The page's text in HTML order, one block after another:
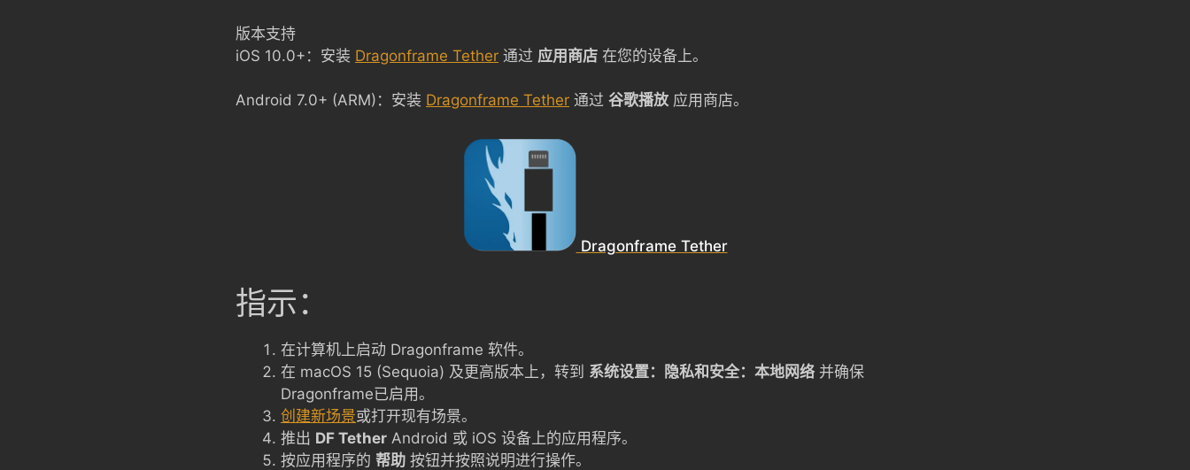
版本支持
iOS 10.0+：安装 Dragonframe Tether 通过 应用商店 在您的设备上。
Android 7.0+ (ARM)：安装 Dragonframe Tether 通过 谷歌播放 应用商店。
Dragonframe Tether
指示：
在计算机上启动 Dragonframe 软件。
在 macOS 15 (Sequoia) 及更高版本上，转到 系统设置：隐私和安全：本地网络 并确保
Dragonframe已启用。
创建新场景或打开现有场景。
推出 DF Tether Android 或 iOS 设备上的应用程序。
按应用程序的 帮助 按钮并按照说明进行操作。